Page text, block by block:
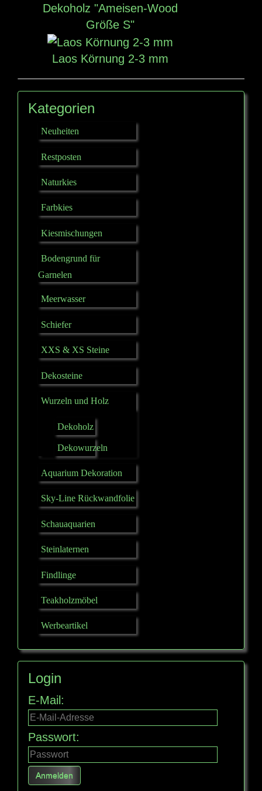
Dekoholz "Ameisen-Wood
Größe S"
Laos Körnung 2-3 mm
Kategorien
Neuheiten
Restposten
Naturkies
Farbkies
Kiesmischungen
Bodengrund für
Garnelen
Meerwasser
Schiefer
XXS & XS Steine
Dekosteine
Wurzeln und Holz
Dekoholz
Dekowurzeln
Aquarium Dekoration
Sky-Line Rückwandfolie
Schauaquarien
Steinlaternen
Findlinge
Teakholzmöbel
Werbeartikel
Login
E-Mail:
Passwort: